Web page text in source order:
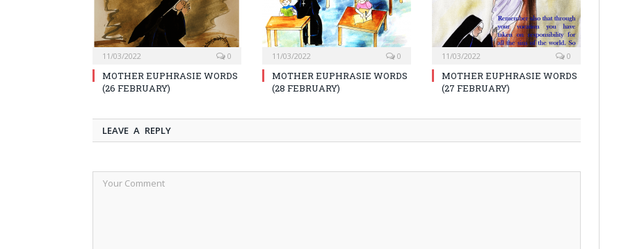
11/03/2022 0
MOTHER EUPHRASIE WORDS
(26 FEBRUARY)
11/03/2022 0
MOTHER EUPHRASIE WORDS
(28 FEBRUARY)
11/03/2022 0
MOTHER EUPHRASIE WORDS
(27 FEBRUARY)
LEAVE A REPLY